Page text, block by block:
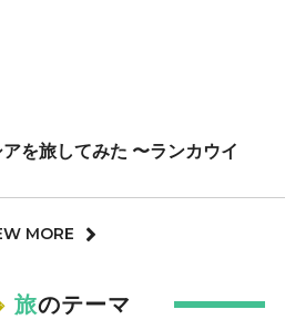
を旅してみた 〜ランカウイ
MORE
旅のテーマ